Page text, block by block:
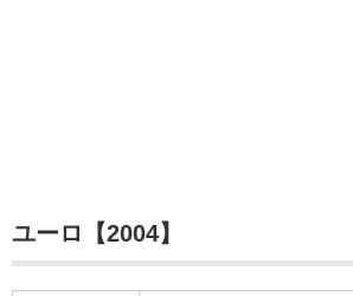
ユーロ【2004】